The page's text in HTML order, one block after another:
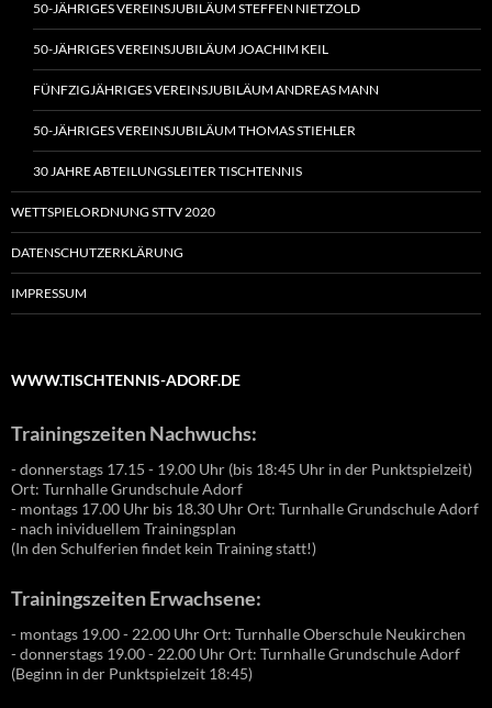
50-JÄHRIGES VEREINSJUBILÄUM STEFFEN NIETZOLD
50-JÄHRIGES VEREINSJUBILÄUM JOACHIM KEIL
FÜNFZIGJÄHRIGES VEREINSJUBILÄUM ANDREAS MANN
50-JÄHRIGES VEREINSJUBILÄUM THOMAS STIEHLER
30 JAHRE ABTEILUNGSLEITER TISCHTENNIS
WETTSPIELORDNUNG STTV 2020
DATENSCHUTZERKLÄRUNG
IMPRESSUM
WWW.TISCHTENNIS-ADORF.DE
Trainingszeiten Nachwuchs:
- donnerstags 17.15 - 19.00 Uhr (bis 18:45 Uhr in der Punktspielzeit)
Ort: Turnhalle Grundschule Adorf
- montags 17.00 Uhr bis 18.30 Uhr Ort: Turnhalle Grundschule Adorf
- nach inividuellem Trainingsplan
(In den Schulferien findet kein Training statt!)
Trainingszeiten Erwachsene:
- montags 19.00 - 22.00 Uhr Ort: Turnhalle Oberschule Neukirchen
- donnerstags 19.00 - 22.00 Uhr Ort: Turnhalle Grundschule Adorf
(Beginn in der Punktspielzeit 18:45)